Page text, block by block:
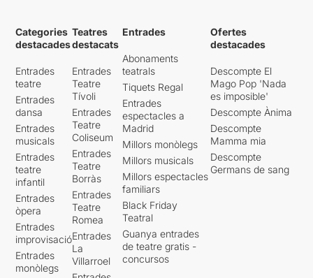
Categories
destacades
Entrades
teatre
Entrades
dansa
Entrades
musicals
Entrades
teatre
infantil
Entrades
òpera
Entrades
improvisació
Entrades
monòlegs
Teatres
destacats
Entrades
Teatre
Tívoli
Entrades
Teatre
Coliseum
Entrades
Teatre
Borràs
Entrades
Teatre
Romea
Entrades
La
Villarroel
Entrades
Abonaments
teatrals
Tiquets Regal
Entrades
espectacles a
Madrid
Millors monòlegs
Millors musicals
Millors espectacles
familiars
Black Friday
Teatral
Guanya entrades
de teatre gratis -
concursos
Ofertes
destacades
Descompte El
Mago Pop 'Nada
es imposible'
Descompte Ànima
Descompte
Mamma mia
Descompte
Germans de sang